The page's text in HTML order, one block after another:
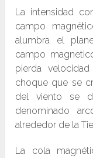
La intensidad
campo
alumbra el
campo
pierda
choque que se
del viento se
denominado
alrededor de la
La cola